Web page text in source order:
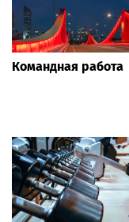
Командная работа